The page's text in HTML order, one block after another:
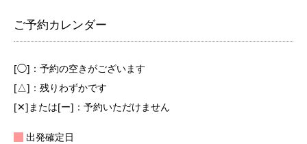
ご予約カレンダー
[◯]：予約の空きがございます
[△]：残りわずかです
[✕]または[ー]：予約いただけません
出発確定日